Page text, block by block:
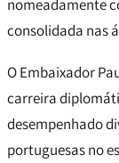
nomeadamente
consolidada nas
O Embaixador
carreira
desempenhado
portuguesas no